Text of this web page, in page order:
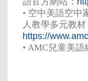
• 空中美語空中
人教學多元教材
https://
• AMC兒童美語